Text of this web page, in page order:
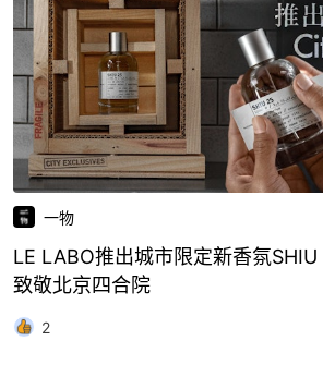
一物
LE LABO推出城市限定新香氛
致敬北京四合院
2